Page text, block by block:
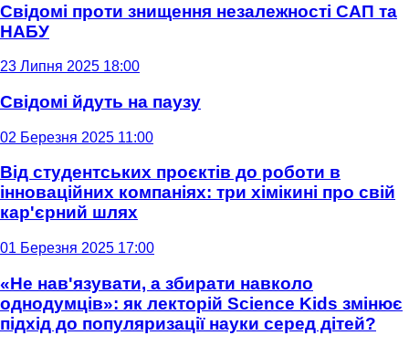
Свідомі проти знищення незалежності САП та
НАБУ
23 Липня 2025 18:00
Свідомі йдуть на паузу
02 Березня 2025 11:00
Від студентських проєктів до роботи в
інноваційних компаніях: три хімікині про свій
кар'єрний шлях
01 Березня 2025 17:00
«Не нав'язувати, а збирати навколо
однодумців»: як лекторій Science Kids змінює
підхід до популяризації науки серед дітей?